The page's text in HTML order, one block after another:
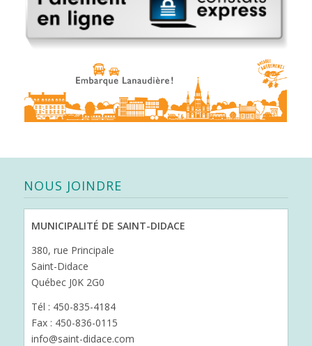
NOUS JOINDRE
MUNICIPALITÉ DE SAINT-DIDACE
380, rue Principale
Saint-Didace
Québec J0K 2G0
Tél : 450-835-4184
Fax : 450-836-0115
info@saint-didace.com